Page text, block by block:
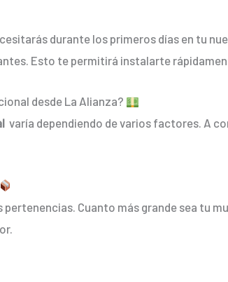
durante los primeros días en tu
Esto te permitirá instalarte
desde La Alianza?
varía dependiendo de varios factores. A
Cuanto más grande sea tu